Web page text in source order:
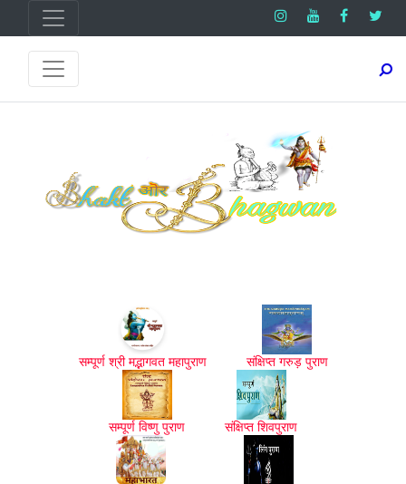
सम्पूर्ण श्री मद्भागवत महापुराण संक्षिप्त गरुड़ पुराण
सम्पूर्ण विष्णु पुराण संक्षिप्त शिवपुराण